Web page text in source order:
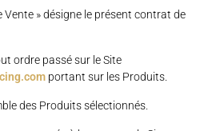
Vente » désigne le présent contrat de
ordre passé sur le Site
portant sur les Produits.
des Produits sélectionnés.